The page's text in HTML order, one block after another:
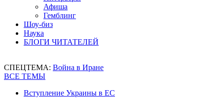
Афиша
Гемблинг
Шоу-биз
Наука
БЛОГИ ЧИТАТЕЛЕЙ
СПЕЦТЕМА: Война в Иране
ВСЕ ТЕМЫ
Вступление Украины в ЕС